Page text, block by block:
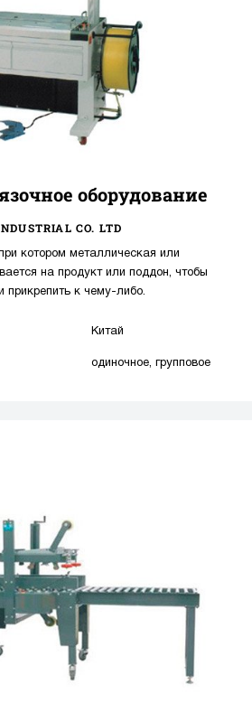
оборудование
CO. LTD
котором металлическая или
на продукт или поддон, чтобы
прикрепить к чему-либо.
Китай
одиночное, групповое